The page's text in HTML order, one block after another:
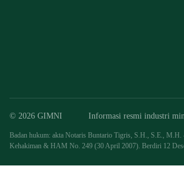
© 2026 GIMNI Informasi resmi industri
Badan hukum: akta Notaris Buntario Tigris, S.H., S.E.,
Kehakiman & HAM No. 249 (30 April 2007). Berdiri 12